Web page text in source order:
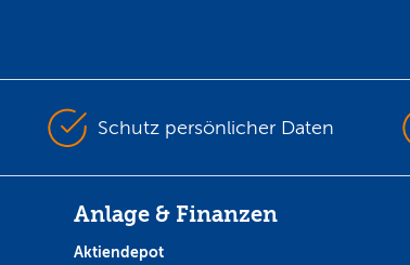
Schutz persönlicher Daten
Anlage & Finanzen
Aktiendepot